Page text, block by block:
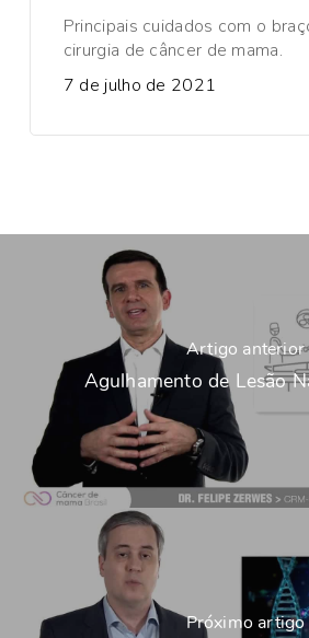
Principais cuidados com o
cirurgia de câncer de mama.
7 de julho de 2021
Artigo anterior
Agulhamento de Lesão
Próximo artigo